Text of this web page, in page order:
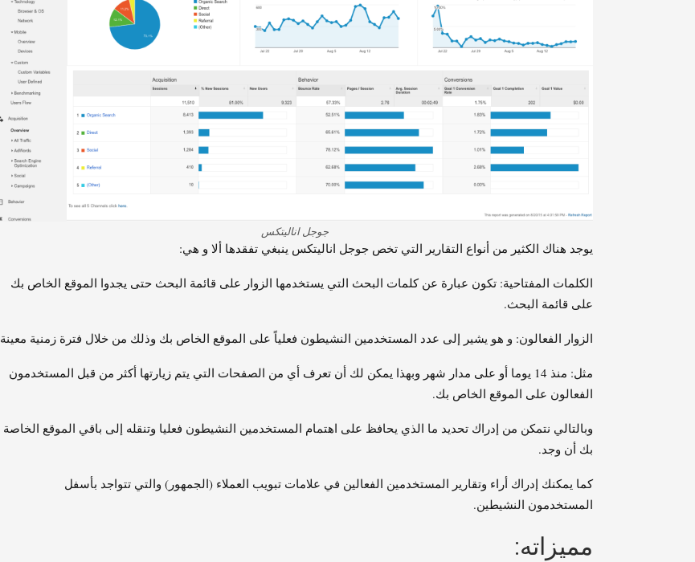
جوجل اناليتكس
يوجد هناك الكثير من أنواع التقارير التي تخص جوجل اناليتكس ينبغي تفقدها ألا و هي:
الكلمات المفتاحية: تكون عبارة عن كلمات البحث التي يستخدمها الزوار على قائمة البحث حتى يجدوا الموقع الخاص بك
على قائمة البحث.
الزوار الفعالون: و هو يشير إلى عدد المستخدمين النشيطون فعلياً على الموقع الخاص بك وذلك من خلال فترة زمنية معينة
مثل: منذ 14 يوما أو على مدار شهر وبهذا يمكن لك أن تعرف أي من الصفحات التي يتم زيارتها أكثر من قبل المستخدمون
الفعالون على الموقع الخاص بك.
وبالتالي نتمكن من إدراك تحديد ما الذي يحافظ على اهتمام المستخدمين النشيطون فعليا وتنقله إلى باقي الموقع الخاصة
بك أن وجد.
كما يمكنك إدراك أراء وتقارير المستخدمين الفعالين في علامات تبويب العملاء (الجمهور) والتي تتواجد بأسفل
المستخدمون النشيطين.
مميزاته: